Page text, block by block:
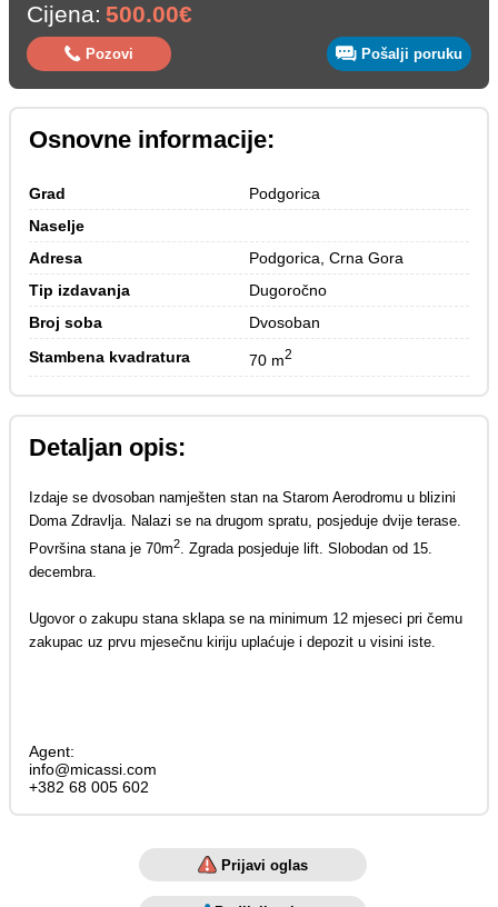
Cijena: 500.00€
Pozovi Pošalji poruku
Osnovne informacije:
Grad
Podgorica
Naselje
Adresa
Podgorica, Crna Gora
Tip izdavanja
Dugoročno
Broj soba
Dvosoban
Stambena kvadratura
70 m2
Detaljan opis:
Izdaje se dvosoban namješten stan na Starom Aerodromu u blizini
Doma Zdravlja. Nalazi se na drugom spratu, posjeduje dvije terase.
Površina stana je 70m2. Zgrada posjeduje lift. Slobodan od 15.
decembra.
Ugovor o zakupu stana sklapa se na minimum 12 mjeseci pri čemu
zakupac uz prvu mjesečnu kiriju uplaćuje i depozit u visini iste.
Agent:
info@micassi.com
+382 68 005 602
Prijavi oglas